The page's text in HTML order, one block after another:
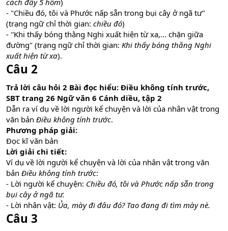
cách đây 5 hôm)
- "Chiều đó, tôi và Phước nấp sẵn trong bụi cây ở ngã tư"
(trạng ngữ chỉ thời gian: chiều đó)
- ''Khi thấy bóng thằng Nghi xuất hiện từ xa,... chặn giữa
đường" (trạng ngữ chỉ thời gian: Khi thấy bóng thằng Nghi
xuất hiện từ xa).
Câu 2
Trả lời câu hỏi 2 Bài đọc hiểu: Điều không tính trước,
SBT trang 26 Ngữ văn 6 Cánh diều, tập 2
Dẫn ra ví dụ về lời người kể chuyện và lời của nhân vật trong
văn bản Điều không tính trước.
Phương pháp giải:
Đọc kĩ văn bản
Lời giải chi tiết:
Ví dụ về lời người kể chuyện và lời của nhân vật trong văn
bản Điều không tính trước:
- Lời người kể chuyện: Chiều đó, tôi và Phước nấp sẵn trong
bụi cây ở ngã tư.
- Lời nhân vật: Ủa, mày đi đâu đó? Tao đang đi tìm mày nè.
Câu 3